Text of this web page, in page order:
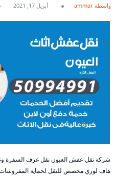
بواسطة ammar أبريل 17, 2021
شركة نقل عفش العيون نقل غرف السفرة
هاف لوري مخصص للنقل لحماية المفروشات،